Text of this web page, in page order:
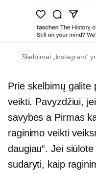
Skelbimai „Instagram“
Prie skelbimų galite
veikti. Pavyzdžiui,
savybes a Pirmas
raginimo veikti
daugiau“. Jei
sudaryti, kaip